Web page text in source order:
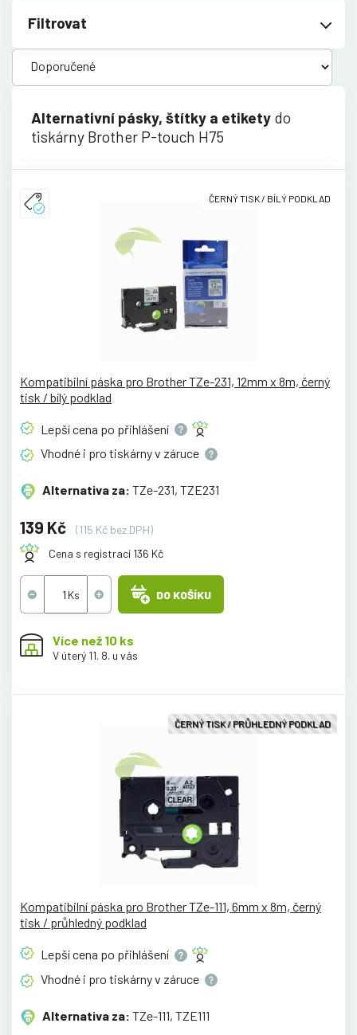
Filtrovat
Alternativní pásky, štítky a etikety do
tiskárny Brother P-touch H75
ČERNÝ TISK / BÍLÝ PODKLAD
Kompatibilní páska pro Brother TZe-231, 12mm x 8m, černý
tisk / bílý podklad
Lepší cena po přihlášení
Vhodné i pro tiskárny v záruce
Alternativa za: TZe-231, TZE231
139 Kč
(115 Kč bez DPH)
Cena s registrací 136 Kč
DO KOŠÍKU
Více než 10 ks
V úterý 11. 8. u vás
ČERNÝ TISK / PRŮHLEDNÝ PODKLAD
Kompatibilní páska pro Brother TZe-111, 6mm x 8m, černý
tisk / průhledný podklad
Lepší cena po přihlášení
Vhodné i pro tiskárny v záruce
Alternativa za: TZe-111, TZE111